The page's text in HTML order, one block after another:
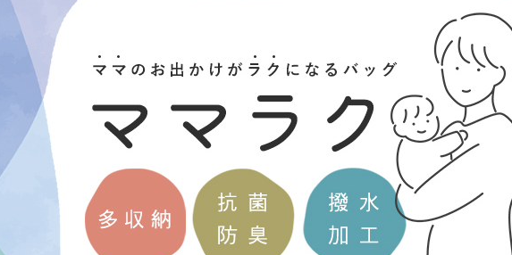
HOT ITEM
moz（モズ） SCANDINAVIAN
（スカンジナビアン フォレ